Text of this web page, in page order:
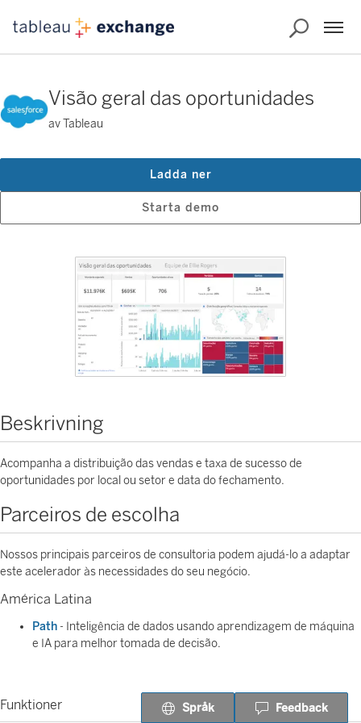
Visão geral das oportunidades
av Tableau
Starta demo
Ladda ner
Beskrivning
Acompanha a distribuição das vendas e taxa de sucesso de
oportunidades por local ou setor e data do fechamento.
Parceiros de escolha
Nossos principais parceiros de consultoria podem ajudá-lo a adaptar
este acelerador às necessidades do seu negócio.
América Latina
Path - Inteligência de dados usando aprendizagem de máquina
e IA para melhor tomada de decisão.
Funktioner Språk Feedback